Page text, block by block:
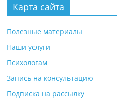
Карта сайта
Полезные материалы
Наши услуги
Психологам
Запись на консультацию
Подписка на рассылку